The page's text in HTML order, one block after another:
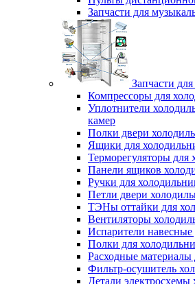
Запчасти для
Запчасти
Компрессоры для
Уплотнители
камер
Полки двери
Ящики для
Терморегуляторы для
Панели ящиков
Ручки для
Петли двери
ТЭНы оттайки для
Вентиляторы
Испарители навесные
Полки для
Расходные материалы
Фильтр-осушитель
Детали электросхемы